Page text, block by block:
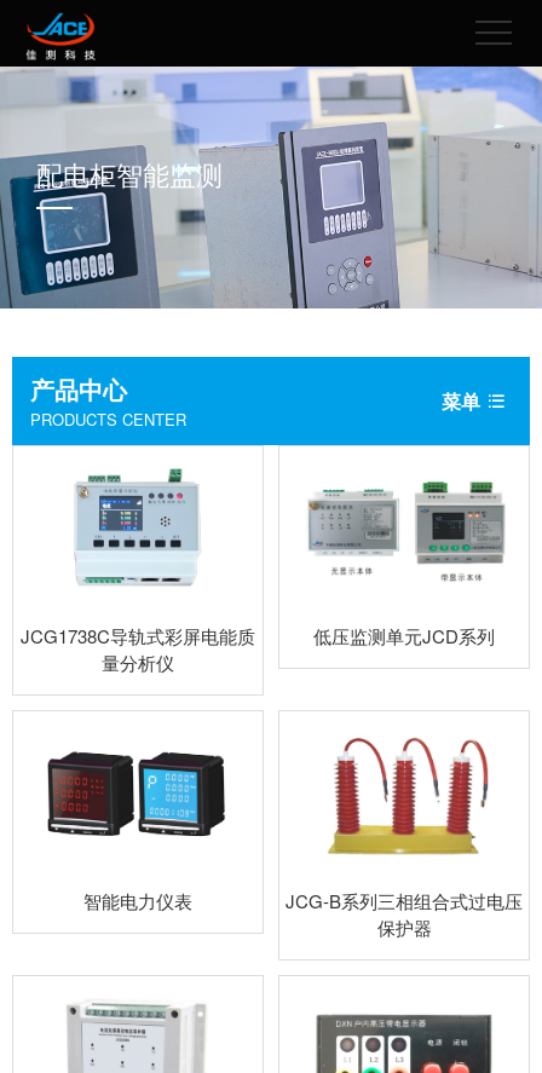
配电柜智能监测
产品中心
PRODUCTS CENTER
菜单 
JCG1738C导轨式彩屏电能质
量分析仪
低压监测单元JCD系列
智能电力仪表
JCG-B系列三相组合式过电压
保护器